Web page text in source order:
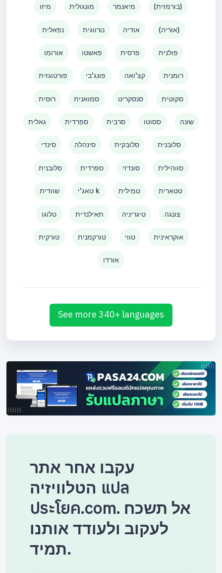
מיזו מונגולית מיאנמר (בורמזית)
נפאלית נורווגית אודיה (אוריה)
אורומו פאשטו פרסית פולנית
פורטוגזית פונג'בי קצ'ואה רומנית
רוסית סמואנית סנסקריט סקוטית
גאלית ספרדית סרבית ססוטו שונה
סינדי סינהלה סלובקית סלובנית
סלובנית ספרדית סונדזי סווהילית
שוודית טאג'י k טמילית טטארית
טלוגו תאילנדית טיגריניה צונגה
טורקית טורקמנית טווי אוקראינית
אורדו
See more 340+ languages
עקבו אחר אתר
הטלוויזיה แปล
ประโยค.com. אל תשכח
לעקוב ולעודד אותנו
תמיד.